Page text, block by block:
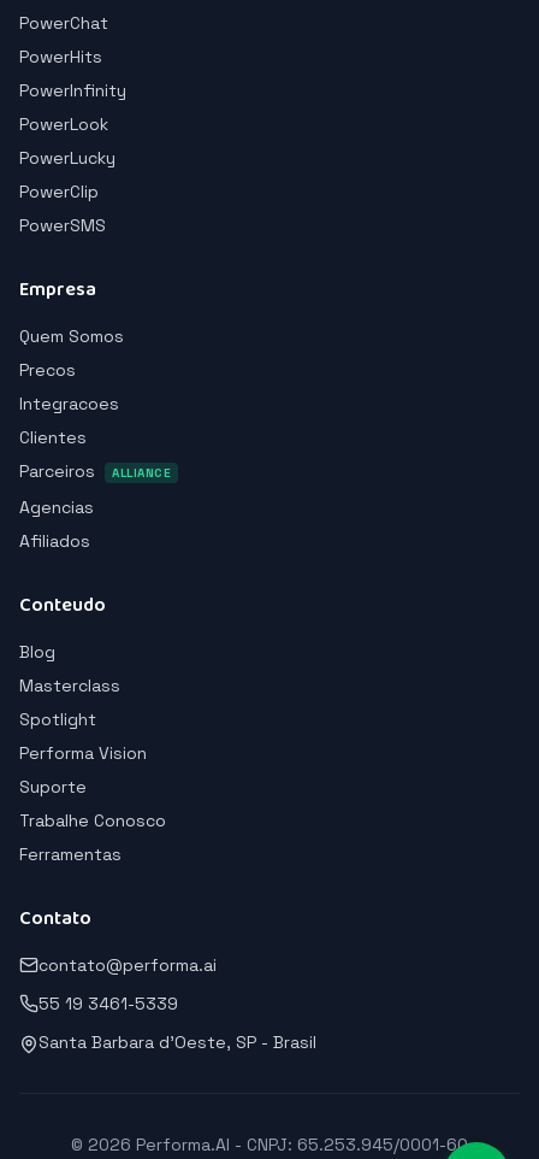
PowerChat
PowerHits
PowerInfinity
PowerLook
PowerLucky
PowerClip
PowerSMS
Empresa
Quem Somos
Precos
Integracoes
Clientes
Parceiros
ALLIANCE
Agencias
Afiliados
Conteudo
Blog
Masterclass
Spotlight
Performa Vision
Suporte
Trabalhe Conosco
Ferramentas
Contato
contato@performa.ai
55 19 3461-5339
Santa Barbara d'Oeste, SP - Brasil
© 2026 Performa.AI - CNPJ: 65.253.945/0001-60